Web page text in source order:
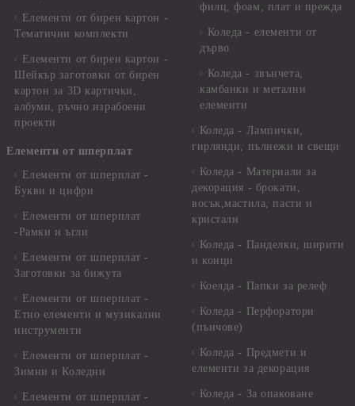
Елементи от бирен картон -
Тематични комплекти
Елементи от бирен картон -
Шейкър заготовки от бирен
картон за 3D картички,
албуми, ръчно израбоени
проекти
Елементи от шперплат
Елементи от шперплат -
Букви и цифри
Елементи от шперплат
-Рамки и ъгли
Елементи от шперплат -
Заготовки за бижута
Елементи от шперплат -
Етно елементи и музикални
инструменти
Елементи от шперплат -
Зимни и Коледни
Елементи от шперплат -
филц, фоам, плат и прежда
Коледа - елементи от
дърво
Коледа - звънчета,
камбанки и метални
елементи
Коледа - Лампички,
гирлянди, пълнежи и свещи
Коледа - Материали за
декорация - брокати,
восък,мастила, пасти и
кристали
Коледа - Панделки, ширити
и конци
Коелда - Папки за релеф
Коледа - Перфоратори
(пънчове)
Коледа - Предмети и
елементи за декорация
Коледа - За опаковане